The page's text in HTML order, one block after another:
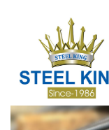
ကျွန်ုပ်တို့အကြောင်း
ကျွန်ုပ်တို့၏သမိုင်း
ဥက္ကဋ္ဌ၏ သတင်းစ